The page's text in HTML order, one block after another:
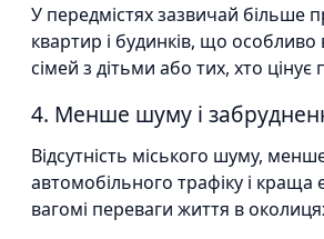
У передмістях зазвичай більше
квартир і будинків, що
сімей з дітьми або тих, хто цінує
4. Менше шуму і
Відсутність міського шуму,
автомобільного трафіку і краща
вагомі переваги життя в